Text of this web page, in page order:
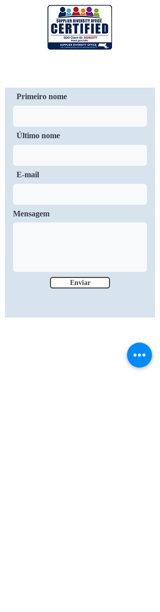
Primeiro nome
Último nome
E-mail
Mensagem
Enviar
graceandbenservices@gmail.com